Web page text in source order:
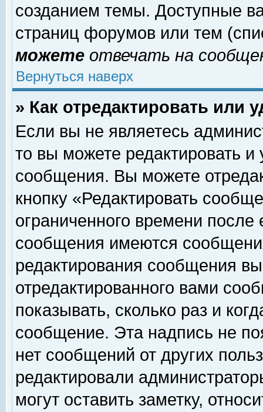
созданием темы. Доступные
страниц форумов или тем
можете отвечать на
Вернуться наверх
» Как отредактировать или
Если вы не являетесь
то вы можете редактировать и
сообщения. Вы можете
кнопку «Редактировать
ограниченного времени
сообщения имеются
редактирования сообщения
отредактированного вами
показывать, сколько раз и
сообщение. Эта надпись не
нет сообщений от других
редактировали
могут оставить заметку,